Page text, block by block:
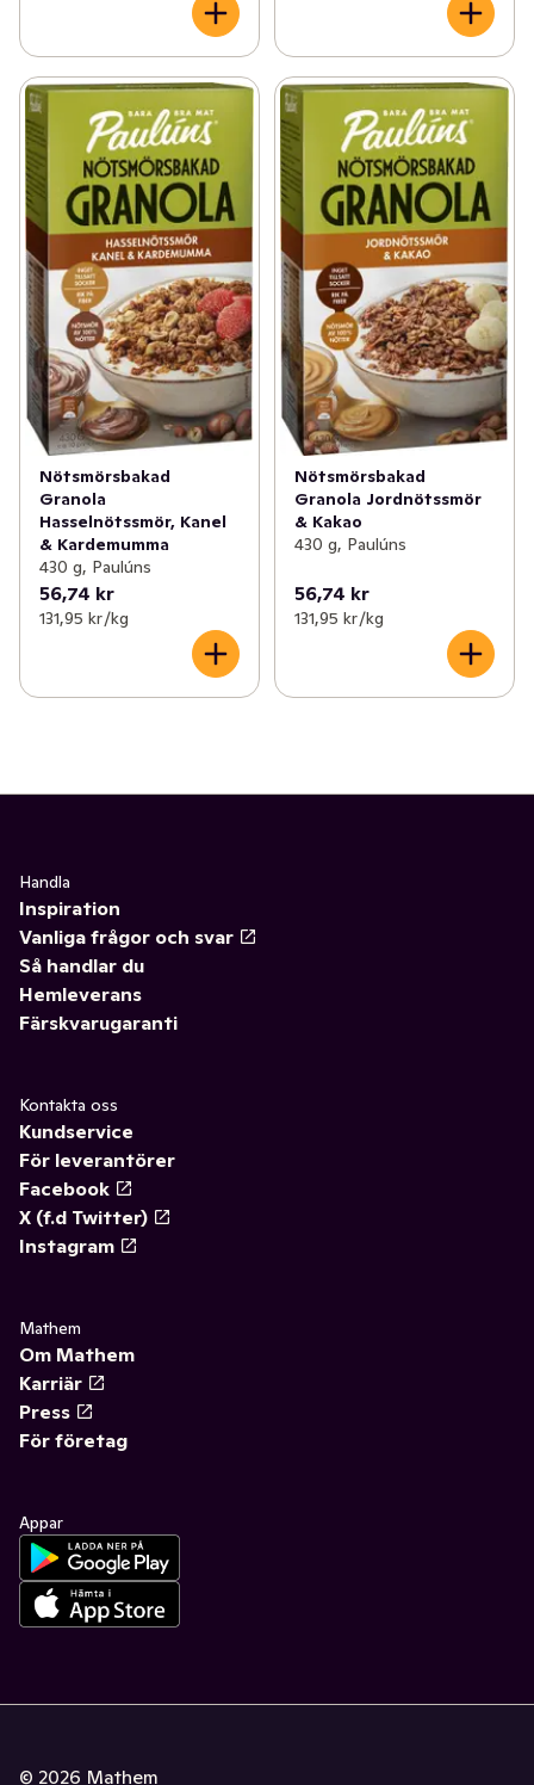
Nötsmörsbakad
Granola
Hasselnötssmör, Kanel
& Kardemumma
430 g, Paulúns
56,74 kr
131,95 kr /kg
Nötsmörsbakad
Granola Jordnötssmör
& Kakao
430 g, Paulúns
56,74 kr
131,95 kr /kg
Handla
Inspiration
Vanliga frågor och svar
Så handlar du
Hemleverans
Färskvarugaranti
Kontakta oss
Kundservice
För leverantörer
Facebook
X (f.d Twitter)
Instagram
Mathem
Om Mathem
Karriär
Press
För företag
Appar
© 2026 Mathem